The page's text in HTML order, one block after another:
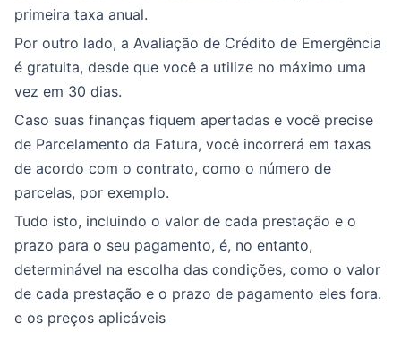
primeira taxa anual.
Por outro lado, a Avaliação de Crédito de Emergência
é gratuita, desde que você a utilize no máximo uma
vez em 30 dias.
Caso suas finanças fiquem apertadas e você precise
de Parcelamento da Fatura, você incorrerá em taxas
de acordo com o contrato, como o número de
parcelas, por exemplo.
Tudo isto, incluindo o valor de cada prestação e o
prazo para o seu pagamento, é, no entanto,
determinável na escolha das condições, como o valor
de cada prestação e o prazo de pagamento eles fora.
e os preços aplicáveis